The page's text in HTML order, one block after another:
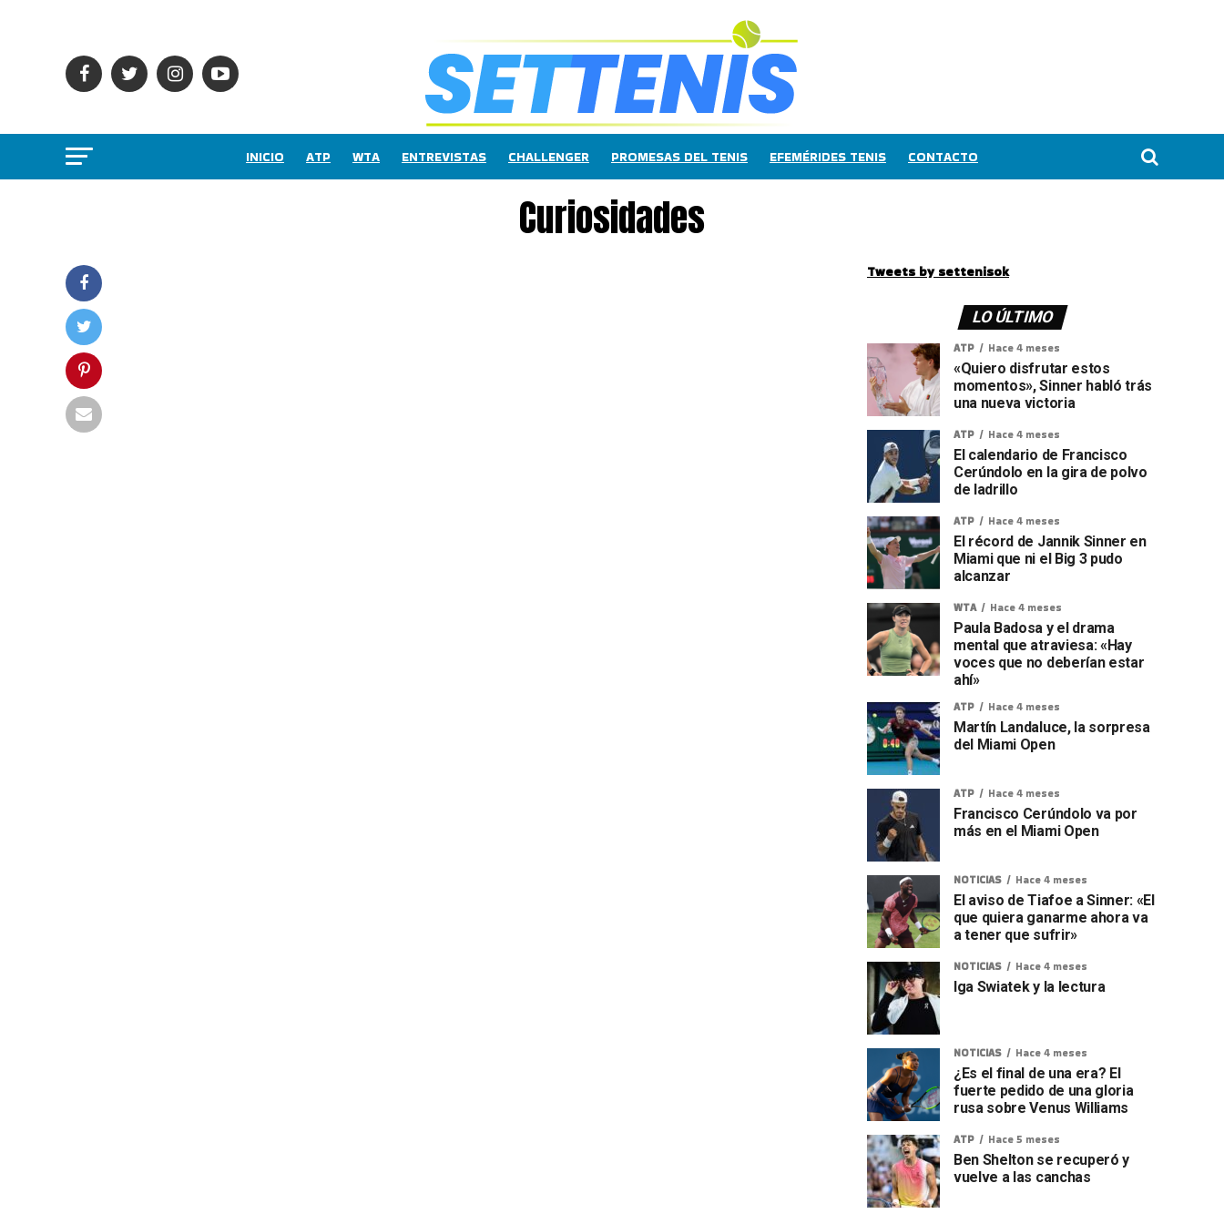
INICIO ATP WTA ENTREVISTAS CHALLENGER PROMESAS DEL TENIS EFEMÉRIDES TENIS CONTACTO
Curiosidades
Tweets by settenisok
LO ÚLTIMO
ATP Hace 4 meses
«Quiero disfrutar estos
momentos», Sinner habló trás
una nueva victoria
ATP Hace 4 meses
El calendario de Francisco
Cerúndolo en la gira de polvo
de ladrillo
ATP Hace 4 meses
El récord de Jannik Sinner en
Miami que ni el Big 3 pudo
alcanzar
WTA Hace 4 meses
Paula Badosa y el drama
mental que atraviesa: «Hay
voces que no deberían estar
ahí»
ATP Hace 4 meses
Martín Landaluce, la sorpresa
del Miami Open
ATP Hace 4 meses
Francisco Cerúndolo va por
más en el Miami Open
NOTICIAS Hace 4 meses
El aviso de Tiafoe a Sinner: «El
que quiera ganarme ahora va
a tener que sufrir»
NOTICIAS Hace 4 meses
Iga Swiatek y la lectura
NOTICIAS Hace 4 meses
¿Es el final de una era? El
fuerte pedido de una gloria
rusa sobre Venus Williams
ATP Hace 5 meses
Ben Shelton se recuperó y
vuelve a las canchas